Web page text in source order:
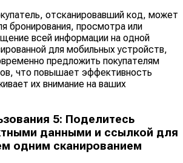
отсканировавший код, может
бронирования, просмотра или
всей информации на одной
для мобильных устройств,
предложить покупателям
что повышает эффективность
их внимание на ваших
5: Поделитесь
данными и ссылкой для
одним сканированием